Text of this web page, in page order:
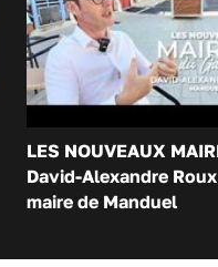
LES NOUVEAUX
David-Alexandre
maire de Manduel